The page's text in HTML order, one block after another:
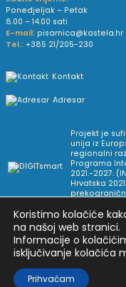
Ponedjeljak – Petak
8.00 – 14.00 sati
E-mail: pisarnica@kastela.hr
Tel.: +385 21/205-230
Kontakt
Adresar
Projekt je
unija iz
regionalni
Programa
2021.-2027.
Hrvatska
Arhiva novosti
Pravne informacije i
Koristimo kolačiće
na našoj web stranici.
Informacije o
isključivanje kolačića
Prihvaćam